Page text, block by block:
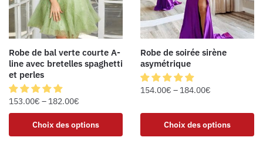
Robe de bal verte courte A-
line avec bretelles spaghetti
et perles
153.00€ – 182.00€
Choix des options
Robe de soirée sirène
asymétrique
154.00€ – 184.00€
Choix des options